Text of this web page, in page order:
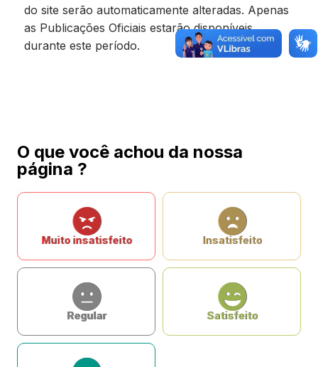
do site serão automaticamente alteradas. Apenas
as Publicações Oficiais estarão disponíveis
durante este período.
O que você achou da nossa
página ?
Muito insatisfeito Insatisfeito
Regular Satisfeito